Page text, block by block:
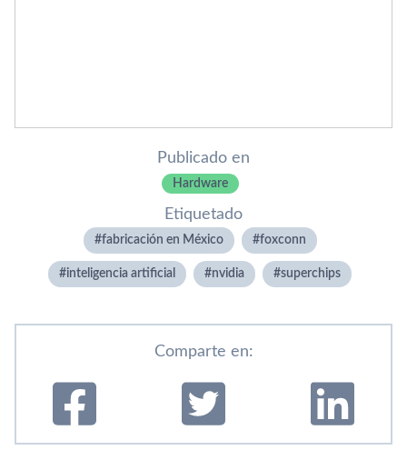
Publicado en
Hardware
Etiquetado
fabricación en México foxconn
inteligencia artificial nvidia superchips
Comparte en: